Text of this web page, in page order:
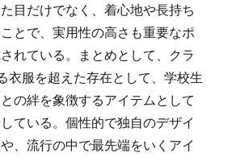
目だけでなく、着心地や長持ち
とで、実用性の高さも重要なポ
れている。まとめとして、クラ
衣服を超えた存在として、学校生
の絆を象徴するアイテムとして
ている。個性的で独自のデザイ
、流行の中で最先端をいくアイ